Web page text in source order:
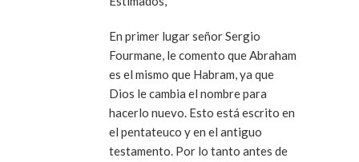
En primer lugar señor Sergio
Fourmane, le comento que Abraham
es el mismo que Habram, ya que
Dios le cambia el nombre para
hacerlo nuevo. Esto está escrito en
el pentateuco y en el antiguo
testamento. Por lo tanto antes de